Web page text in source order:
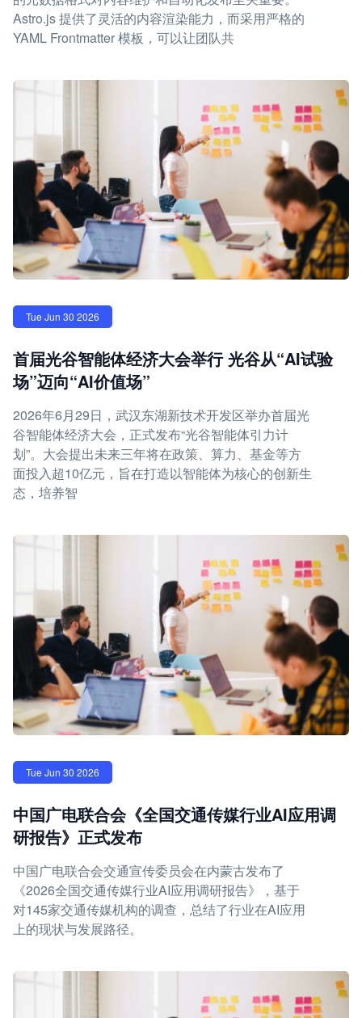
Astro.js 提供了灵活的内容渲染能力，而采用严格的
YAML Frontmatter 模板，可以让团队共
Tue Jun 30 2026
首届光谷智能体经济大会举行 光谷从“AI试验
场”迈向“AI价值场”
2026年6月29日，武汉东湖新技术开发区举办首届光
谷智能体经济大会，正式发布“光谷智能体引力计
划”。大会提出未来三年将在政策、算力、基金等方
面投入超10亿元，旨在打造以智能体为核心的创新生
态，培养智
Tue Jun 30 2026
中国广电联合会《全国交通传媒行业AI应用调
研报告》正式发布
中国广电联合会交通宣传委员会在内蒙古发布了
《2026全国交通传媒行业AI应用调研报告》，基于
对145家交通传媒机构的调查，总结了行业在AI应用
上的现状与发展路径。